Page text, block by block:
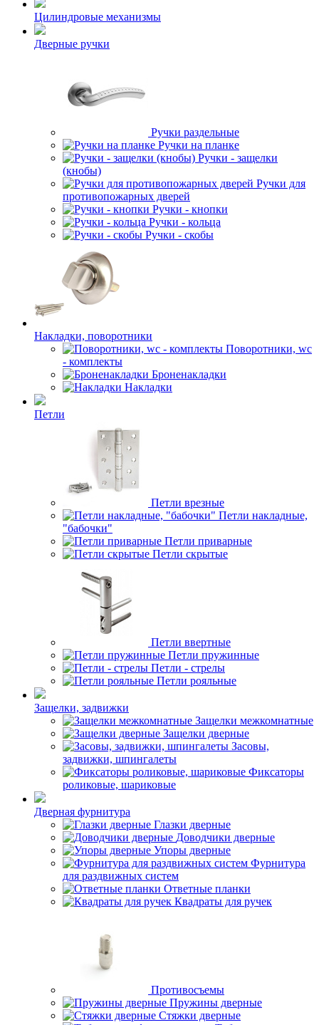
Цилиндровые механизмы
Дверные ручки
Ручки раздельные
Ручки на планке
Ручки - защелки
(кнобы)
Ручки для
противопожарных дверей
Ручки - кнопки
Ручки - кольца
Ручки - скобы
Накладки, поворотники
Поворотники, wc
- комплекты
Броненакладки
Накладки
Петли
Петли врезные
Петли накладные,
"бабочки"
Петли приварные
Петли скрытые
Петли ввертные
Петли пружинные
Петли - стрелы
Петли рояльные
Защелки, задвижки
Защелки межкомнатные
Защелки дверные
Засовы,
задвижки, шпингалеты
Фиксаторы
роликовые, шариковые
Дверная фурнитура
Глазки дверные
Доводчики дверные
Упоры дверные
Фурнитура
для раздвижных систем
Ответные планки
Квадраты для ручек
Противосъемы
Пружины дверные
Стяжки дверные